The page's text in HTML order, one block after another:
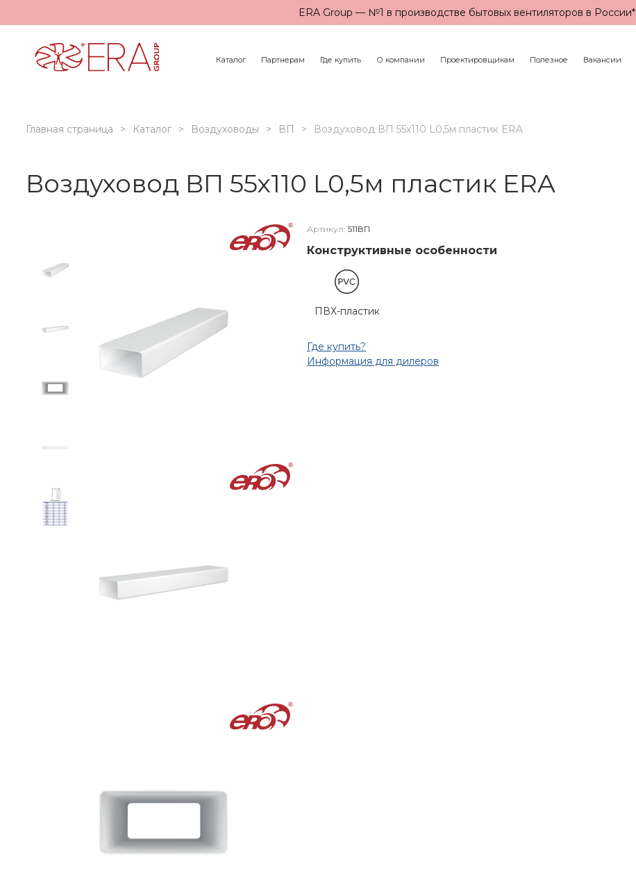
ERA Group — №1 в производстве бытовых вентиляторов в России*
Каталог Партнерам Где купить О компании Проектировщикам Полезное Вакансии
Главная страница Каталог Воздуховоды ВП Воздуховод ВП 55х110 L0,5м пластик ERA
Воздуховод ВП 55х110 L0,5м пластик ERA
Артикул: 511ВП
Конструктивные особенности
ПВХ-пластик
Где купить?
Информация для дилеров